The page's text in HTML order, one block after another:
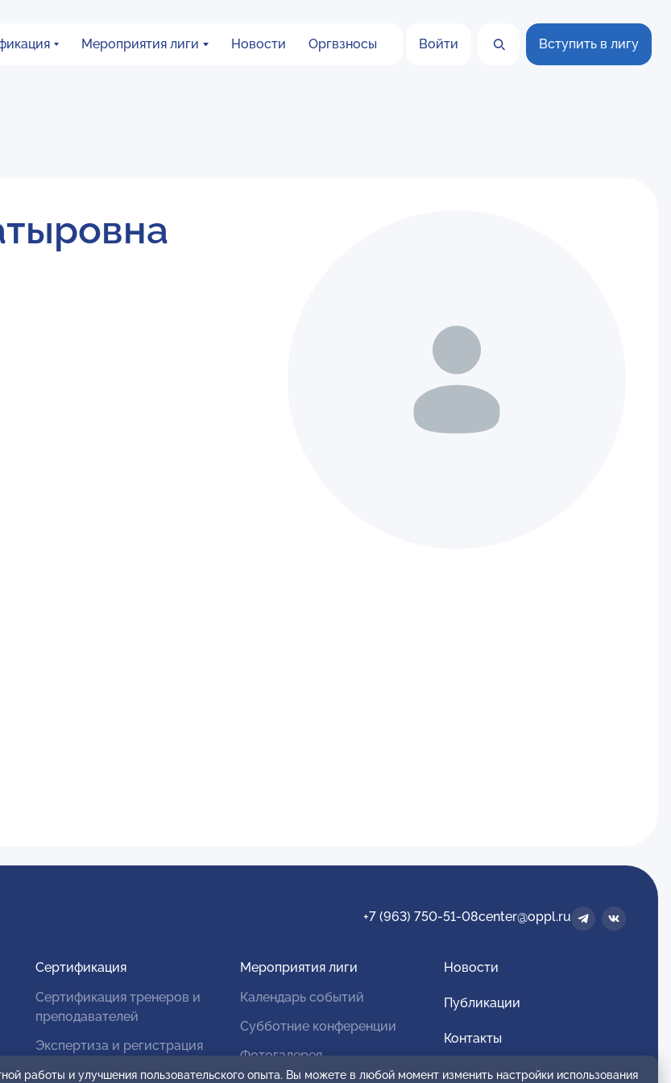
Мероприятия лиги Новости Оргвзносы Войти Вступить в лигу
+7 (963) 750-51-08center@oppl.ru
Сертификация
Сертификация тренеров и
преподавателей
Экспертиза и регистрация
Мероприятия лиги
Календарь событий
Субботние конференции
Фотогалерея
Новости
Публикации
Контакты
Для спонсоров и партнеров
работы и улучшения пользовательского опыта. Вы можете в любой момент изменить настройки использования